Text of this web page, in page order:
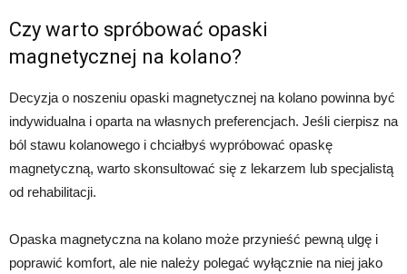
Czy warto spróbować opaski
magnetycznej na kolano?
Decyzja o noszeniu opaski magnetycznej na kolano powinna być
indywidualna i oparta na własnych preferencjach. Jeśli cierpisz na
ból stawu kolanowego i chciałbyś wypróbować opaskę
magnetyczną, warto skonsultować się z lekarzem lub specjalistą
od rehabilitacji.
Opaska magnetyczna na kolano może przynieść pewną ulgę i
poprawić komfort, ale nie należy polegać wyłącznie na niej jako